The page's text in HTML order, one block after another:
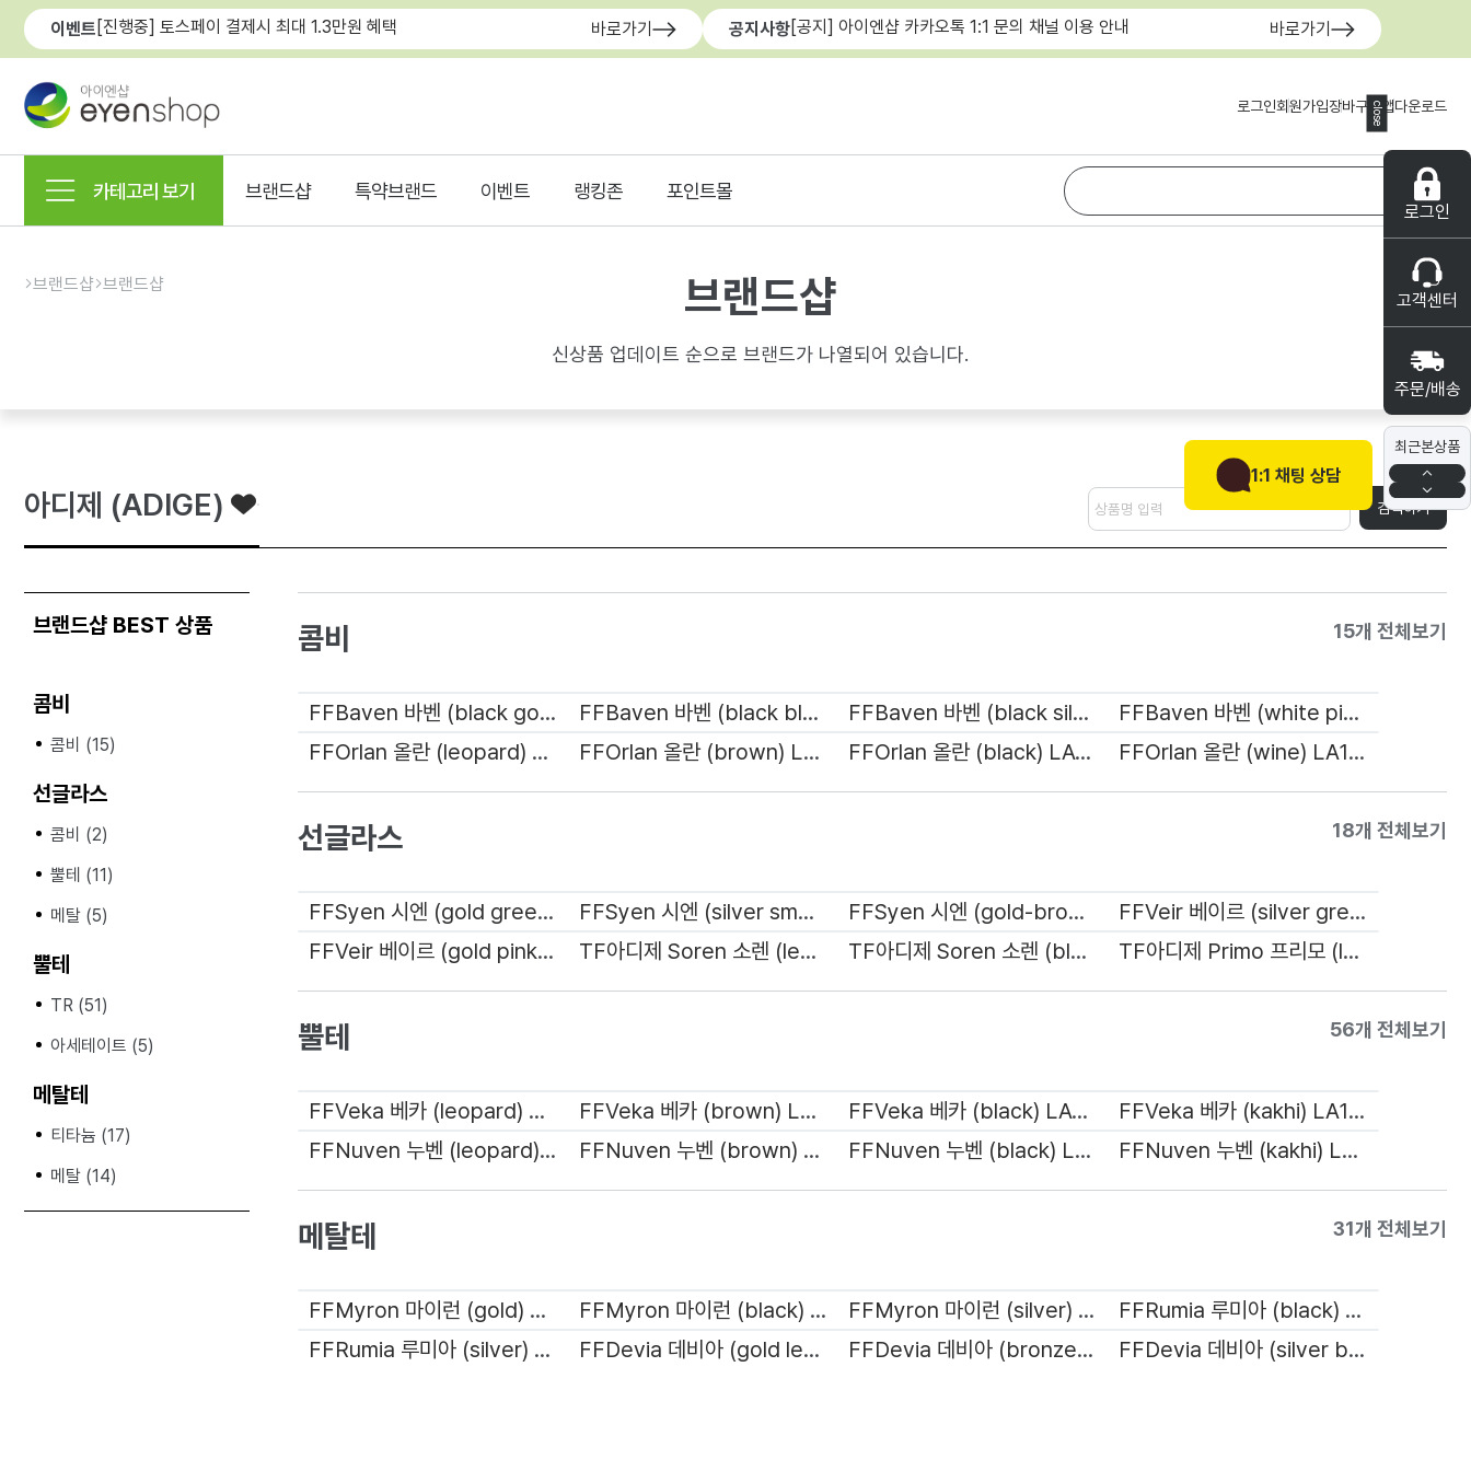
close
로그인
고객센터
주문/배송
최근본상품
1:1 채팅 상담
이벤트 [진행중] 토스페이 결제시 최대 1.3만원 혜택 바로가기 공지사항[공지] 아이엔샵 카카오톡 1:1 문의 채널 이용 안내 바로가기
로그인회원가입장바구니앱다운로드
카테고리 보기 브랜드샵 특약브랜드 이벤트 랭킹존 포인트몰
브랜드샵 브랜드샵 브랜드샵
신상품 업데이트 순으로 브랜드가 나열되어 있습니다.
아디제 (ADIGE) 검색하기
브랜드샵 BEST 상품
콤비
콤비 (15)
선글라스
콤비 (2)
뿔테 (11)
메탈 (5)
뿔테
TR (51)
아세테이트 (5)
메탈테
티타늄 (17)
메탈 (14)
콤비 15개 전체보기
FFBaven 바벤 (black gold) LA1049 FFBaven 바벤 (black black) LA1049 FFBaven 바벤 (black silver) LA1049
FFBaven 바벤 (white pink) LA1049
FFOrlan 올란 (leopard) LA1051
FFOrlan 올란 (brown) LA1051 FFOrlan 올란 (black) LA1051 FFOrlan 올란 (wine) LA1051
선글라스 18개 전체보기
FFSyen 시엔 (gold green) RV1036 FFSyen 시엔 (silver smog) RV1036 FFSyen 시엔 (gold-brown) RV1036
FFVeir 베이르 (silver grey) RV1037
FFVeir 베이르 (gold pink) RV1037
TF아디제 Soren 소렌 (leopard-green) RB1033 TF아디제 Soren 소렌 (black gold-green) RB1033 TF아디제 Primo 프리모 (leopard-smog) RV1030
뿔테 56개 전체보기
FFVeka 베카 (leopard) LA1045 FFVeka 베카 (brown) LA1045 FFVeka 베카 (black) LA1045
FFVeka 베카 (kakhi) LA1045
FFNuven 누벤 (leopard) LA1046
FFNuven 누벤 (brown) LA1046 FFNuven 누벤 (black) LA1046 FFNuven 누벤 (kakhi) LA1046
메탈테 31개 전체보기
FFMyron 마이런 (gold) LA1041 FFMyron 마이런 (black) LA1041 FFMyron 마이런 (silver) LA1041
FFRumia 루미아 (black) LA1042
FFRumia 루미아 (silver) LA1042
FFDevia 데비아 (gold leopard) LA1043 FFDevia 데비아 (bronze leopard) LA1043 FFDevia 데비아 (silver black) LA1043